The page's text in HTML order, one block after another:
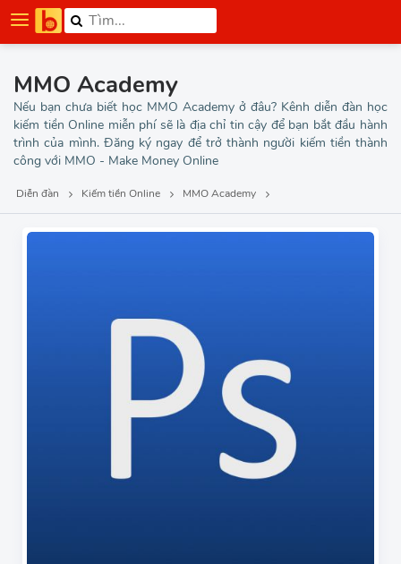
MMO Academy
Nếu bạn chưa biết học MMO Academy ở đâu? Kênh diễn đàn học
kiếm tiền Online miễn phí sẽ là địa chỉ tin cậy để bạn bắt đầu hành
trình của mình. Đăng ký ngay để trở thành người kiếm tiền thành
công với MMO - Make Money Online
Diễn đàn Kiếm tiền Online MMO Academy